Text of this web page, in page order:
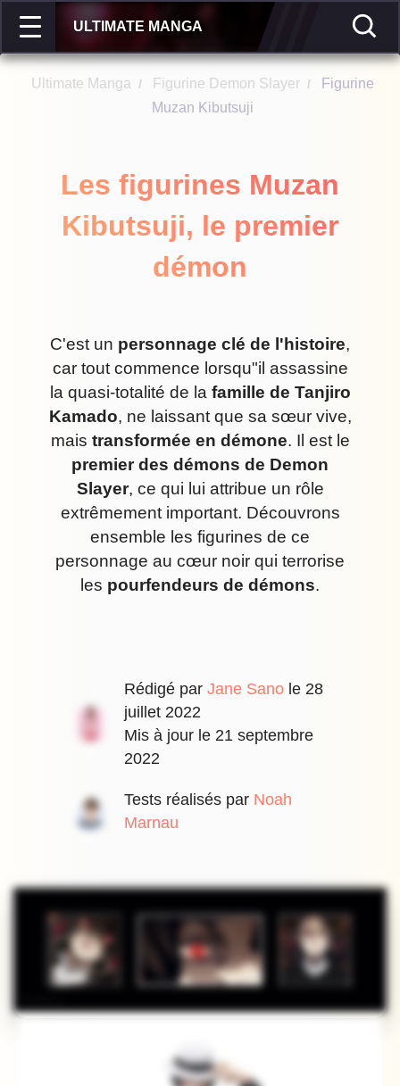
ULTIMATE MANGA
Ultimate Manga / Figurine Demon Slayer /
Figurine
Muzan Kibutsuji
Les figurines Muzan
Kibutsuji, le premier
démon
C'est un personnage clé de l'histoire,
car tout commence lorsqu"il assassine
la quasi-totalité de la famille de Tanjiro
Kamado, ne laissant que sa sœur vive,
mais transformée en démone. Il est le
premier des démons de Demon
Slayer, ce qui lui attribue un rôle
extrêmement important. Découvrons
ensemble les figurines de ce
personnage au cœur noir qui terrorise
les pourfendeurs de démons.
Rédigé par Jane Sanole 28
juillet 2022
Mis à jour le 21 septembre
2022
Tests réalisés par Noah
Marnau